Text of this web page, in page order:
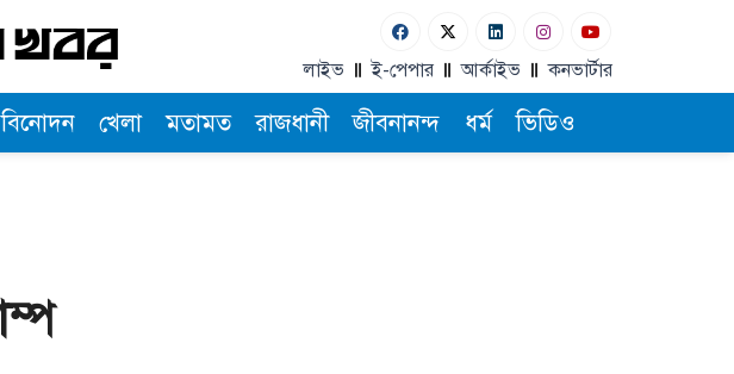
লাইভ ই-পেপার আর্কাইভ কনভার্টার
বিনোদন খেলা মতামত রাজধানী জীবনানন্দ ধর্ম ভিডিও